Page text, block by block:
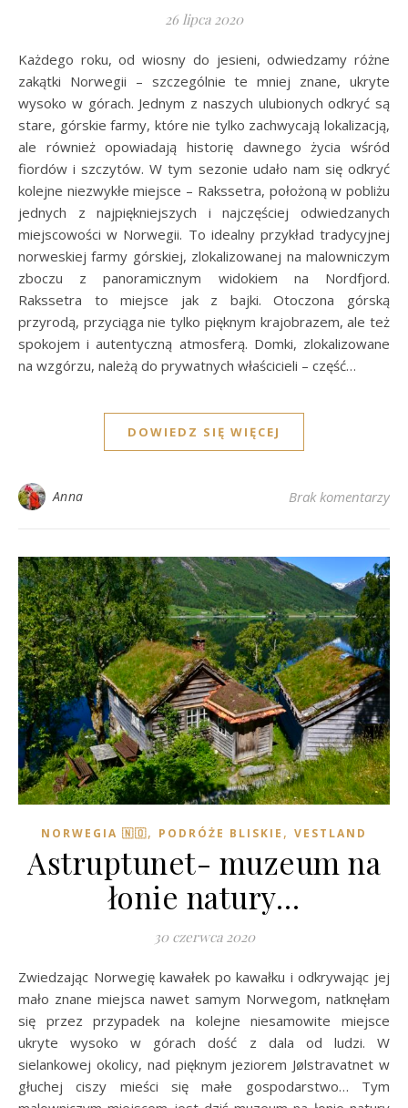
26 lipca 2020
Każdego roku, od wiosny do jesieni, odwiedzamy różne
zakątki Norwegii – szczególnie te mniej znane, ukryte
wysoko w górach. Jednym z naszych ulubionych odkryć są
stare, górskie farmy, które nie tylko zachwycają lokalizacją,
ale również opowiadają historię dawnego życia wśród
fiordów i szczytów. W tym sezonie udało nam się odkryć
kolejne niezwykłe miejsce – Rakssetra, położoną w pobliżu
jednych z najpiękniejszych i najczęściej odwiedzanych
miejscowości w Norwegii. To idealny przykład tradycyjnej
norweskiej farmy górskiej, zlokalizowanej na malowniczym
zboczu z panoramicznym widokiem na Nordfjord.
Rakssetra to miejsce jak z bajki. Otoczona górską
przyrodą, przyciąga nie tylko pięknym krajobrazem, ale też
spokojem i autentyczną atmosferą. Domki, zlokalizowane
na wzgórzu, należą do prywatnych właścicieli – część…
DOWIEDZ SIĘ WIĘCEJ
Anna Brak komentarzy
NORWEGIA 🇳🇴, PODRÓŻE BLISKIE , VESTLAND
Astruptunet- muzeum na
łonie natury…
30 czerwca 2020
Zwiedzając Norwegię kawałek po kawałku i odkrywając jej
mało znane miejsca nawet samym Norwegom, natknęłam
się przez przypadek na kolejne niesamowite miejsce
ukryte wysoko w górach dość z dala od ludzi. W
sielankowej okolicy, nad pięknym jeziorem Jølstravatnet w
głuchej ciszy mieści się małe gospodarstwo… Tym